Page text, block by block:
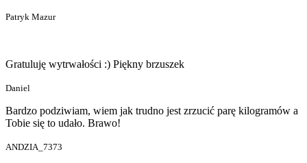
Patryk Mazur
Gratuluję wytrwałości :) Piękny brzuszek
Daniel
Bardzo podziwiam, wiem jak trudno jest zrzucić parę kilogramów a
Tobie się to udało. Brawo!
ANDZIA_7373